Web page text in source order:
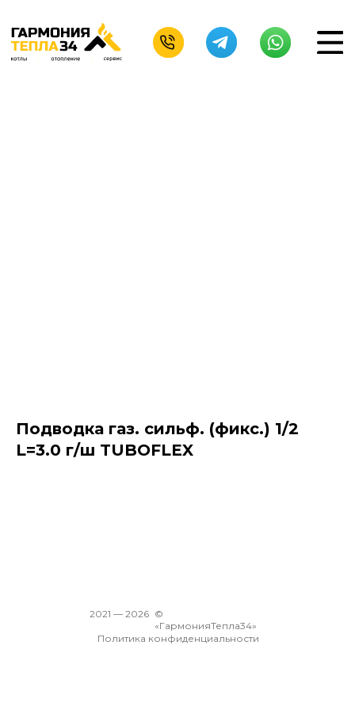
Подводка газ. сильф. (фикс.) 1/2
L=3.0 г/ш TUBOFLEX
Политика конфиденциальности
©
«ГармонияТепла34»
2026
2021 —